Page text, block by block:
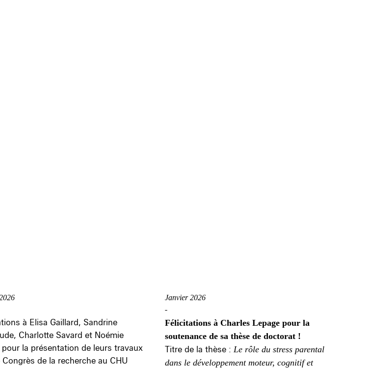
à Elisa Gaillard, Sandrine
Charlotte Savard et Noémie
pour la présentation de leurs travaux
Congrès de la recherche au CHU
Janvier 2026
-
Félicitations à Charles Lepage pour la
soutenance de sa thèse de doctorat !
Titre de la thèse : Le rôle du stress parental
dans le développement moteur, cognitif et